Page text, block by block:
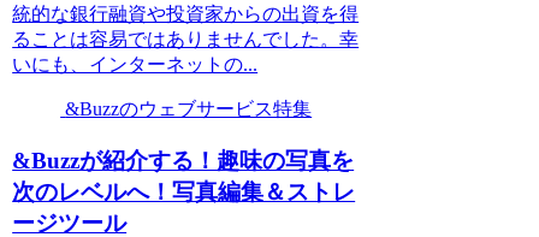
統的な銀行融資や投資家からの出資を得
ることは容易ではありませんでした。幸
いにも、インターネットの...
&Buzzのウェブサービス特集
&Buzzが紹介する！趣味の写真を
次のレベルへ！写真編集＆ストレ
ージツール